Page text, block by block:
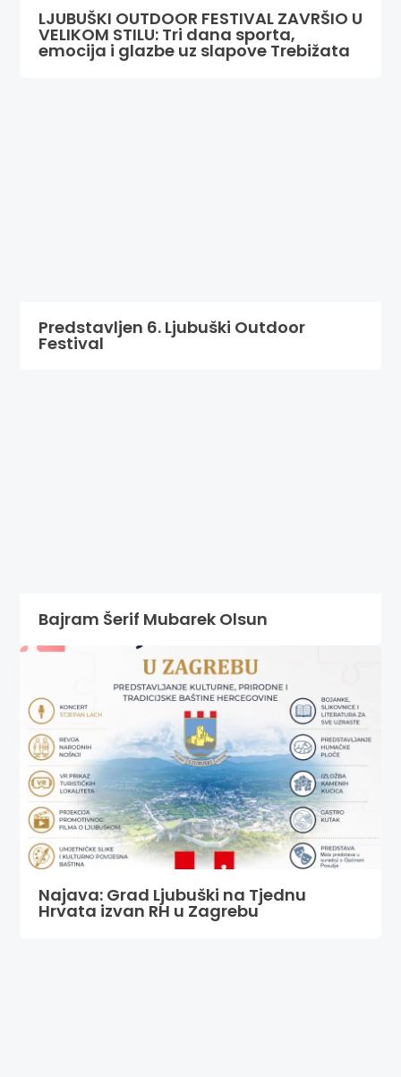
LJUBUŠKI OUTDOOR FESTIVAL ZAVRŠIO U
VELIKOM STILU: Tri dana sporta,
emocija i glazbe uz slapove Trebižata
Predstavljen 6. Ljubuški Outdoor
Festival
Bajram Šerif Mubarek Olsun
Najava: Grad Ljubuški na Tjednu
Hrvata izvan RH u Zagrebu